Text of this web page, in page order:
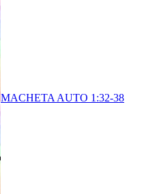
MACHETA AUTO 1:32-38